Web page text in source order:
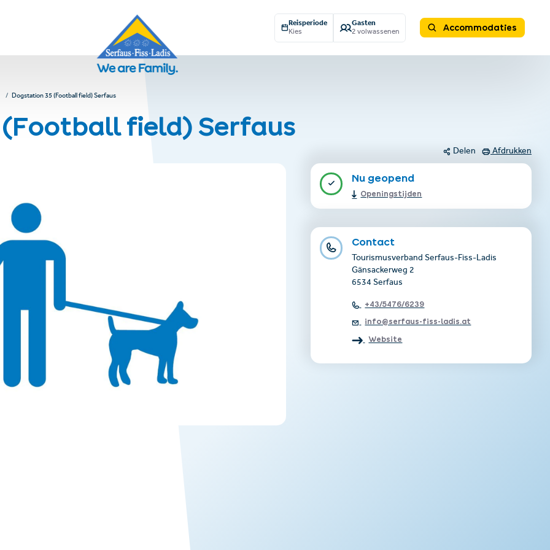
Reisperiode
Kies
Gasten
2 volwassenen
Accommodaties
Dogstation 35 (Football field) Serfaus
(Football field) Serfaus
Delen Afdrukken
Nu geopend
Openingstijden
Contact
Tourismusverband Serfaus-Fiss-Ladis
Gänsackerweg 2
6534 Serfaus
+43/5476/6239
info@serfaus-fiss-ladis.at
Website